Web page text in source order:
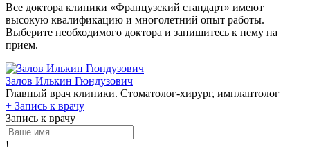
Все доктора клиники «Французский стандарт» имеют
высокую квалификацию и многолетний опыт работы.
Выберите необходимого доктора и запишитесь к нему на
прием.
Залов Илькин Гюндузович
Главный врач клиники. Стоматолог-хирург, имплантолог
+ Запись к врачу
Запись к врачу